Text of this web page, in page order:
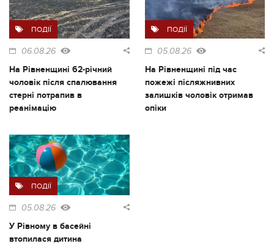
ПОДІЇ
06.08.26
На Рівненщині 62-річний
чоловік після спалювання
стерні потрапив в
реанімацію
ПОДІЇ
05.08.26
На Рівненщині під час
пожежі післяжнивних
залишків чоловік отримав
опіки
ПОДІЇ
05.08.26
У Рівному в басейні
втопилася дитина